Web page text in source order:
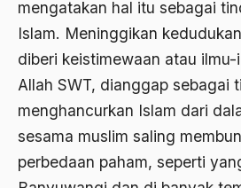
mengatakan hal itu sebagai
Islam. Meninggikan
diberi keistimewaan atau
Allah SWT, dianggap sebagai
menghancurkan Islam dari
sesama muslim saling
perbedaan paham, seperti
1984
1983
1982
1981
1980
Administrasi Negara
Adnan Buyung Nasution
Adopsi
Advisors